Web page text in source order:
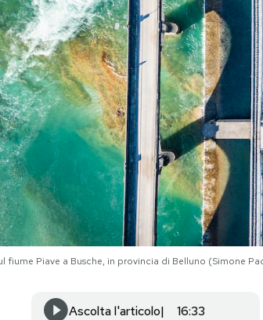
fiume Piave a Busche, in provincia di Belluno (Simone
Ascolta l'articolo 16:33